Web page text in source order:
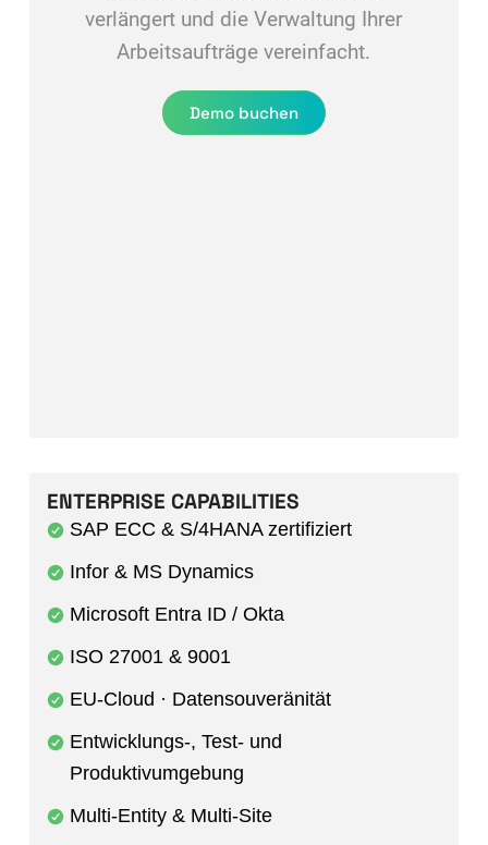
verlängert und die Verwaltung Ihrer
Arbeitsaufträge vereinfacht.
Demo buchen
ENTERPRISE CAPABILITIES
SAP ECC & S/4HANA zertifiziert
Infor & MS Dynamics
Microsoft Entra ID / Okta
ISO 27001 & 9001
EU-Cloud · Datensouveränität
Entwicklungs-, Test- und
Produktivumgebung
Multi-Entity & Multi-Site